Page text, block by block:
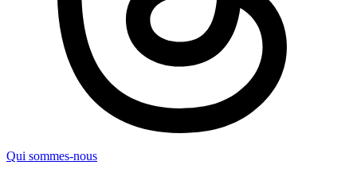
Qui sommes-nous